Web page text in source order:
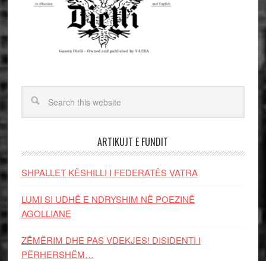
ARTIKUJT E FUNDIT
SHPALLET KËSHILLI I FEDERATËS VATRA
LUMI SI UDHË E NDRYSHIM NË POEZINË
AGOLLIANE
ZËMËRIM DHE PAS VDEKJES! DISIDENTI I
PËRHERSHËM…